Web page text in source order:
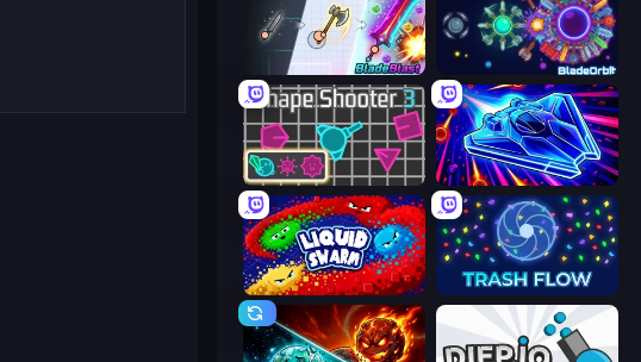
BladeBlast.io BladeOrbit.io
Shape Shooter 3 Stellar Swarm
Liquid Swarm Trash Flow